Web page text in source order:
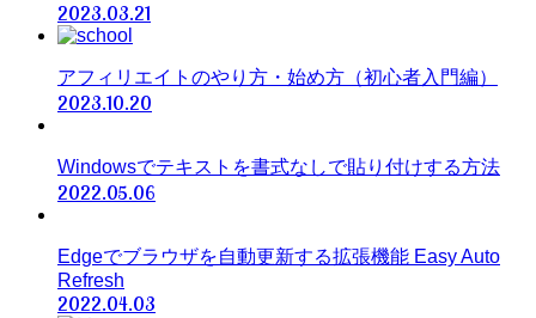
2023.03.21
アフィリエイトのやり方・始め方（初心者入門編）
2023.10.20
Windowsでテキストを書式なしで貼り付けする方法
2022.05.06
Edgeでブラウザを自動更新する拡張機能 Easy Auto
Refresh
2022.04.03